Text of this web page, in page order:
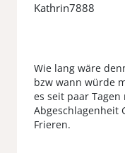
Kathrin7888
Wie lang wäre
bzw wann würde
es seit paar
Abgeschlagenheit